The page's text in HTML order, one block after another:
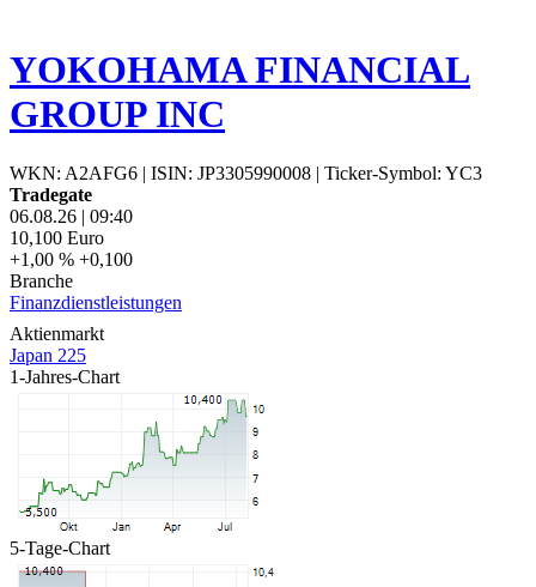
YOKOHAMA FINANCIAL
GROUP INC
WKN: A2AFG6 | ISIN: JP3305990008 | Ticker-Symbol: YC3
Tradegate
06.08.26 | 09:40
10,100 Euro
+1,00 % +0,100
Branche
Finanzdienstleistungen
Aktienmarkt
Japan 225
1-Jahres-Chart
5-Tage-Chart